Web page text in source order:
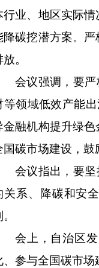
行业、地区实际
降碳挖潜方案。严
。
会议强调，要
等领域低效产能
金融机构提升绿
国碳市场建设，鼓
会议指出，要
关系、降碳和安
会上，自治区
、参与全国碳市场